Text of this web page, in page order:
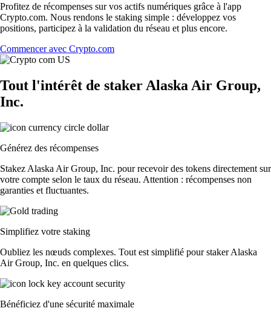
Profitez de récompenses sur vos actifs numériques grâce à l'app
Crypto.com. Nous rendons le staking simple : développez vos
positions, participez à la validation du réseau et plus encore.
Commencer avec Crypto.com
Tout l'intérêt de staker Alaska Air Group,
Inc.
Générez des récompenses
Stakez Alaska Air Group, Inc. pour recevoir des tokens directement sur
votre compte selon le taux du réseau. Attention : récompenses non
garanties et fluctuantes.
Simplifiez votre staking
Oubliez les nœuds complexes. Tout est simplifié pour staker Alaska
Air Group, Inc. en quelques clics.
Bénéficiez d'une sécurité maximale